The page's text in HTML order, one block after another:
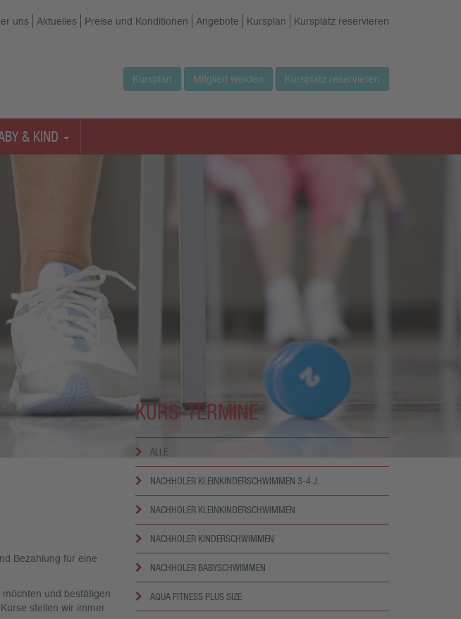
uns Aktuelles Preise und Konditionen Angebote Kursplan Kursplatz reservieren
Kursplan Mitglied werden Kursplatz reservieren
& KIND
Bezahlung für eine
und bestätigen
stellen wir immer
KURS-TERMINE
ALLE
NACHHOLER KLEINKINDERSCHWIMMEN 3-4 J.
NACHHOLER KLEINKINDERSCHWIMMEN
NACHHOLER KINDERSCHWIMMEN
NACHHOLER BABYSCHWIMMEN
AQUA FITNESS PLUS SIZE